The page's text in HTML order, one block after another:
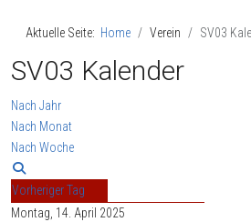
Aktuelle Seite: Home Verein SV03
SV03 Kalender
Nach Jahr
Nach Monat
Nach Woche
Vorheriger Tag
Montag, 14. April 2025